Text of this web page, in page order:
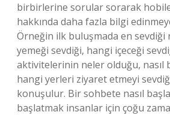
birbirlerine sorular sorarak
hakkında daha fazla bilgi
Örneğin ilk buluşmada en sevdiği
yemeği sevdiği, hangi içeceği
aktivitelerinin neler olduğu, nasıl
hangi yerleri ziyaret etmeyi
konuşulur. Bir sohbete nasıl
başlatmak insanlar için çoğu